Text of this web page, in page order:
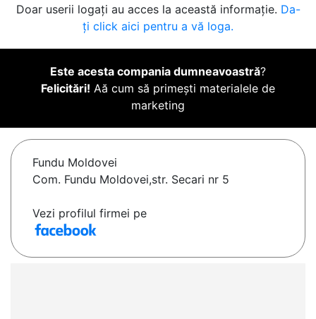
Doar userii logați au acces la această informație. Da-
ți click aici pentru a vă loga.
Este acesta compania dumneavoastră?
Felicitări! Aă cum să primești materialele de
marketing
Fundu Moldovei
Com. Fundu Moldovei,str. Secari nr 5
Vezi profilul firmei pe